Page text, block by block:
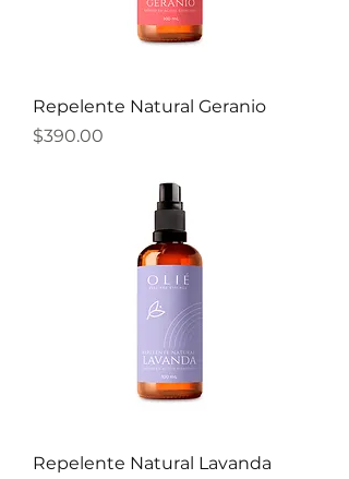
Repelente Natural Geranio
Precio
$390.00
Repelente Natural Lavanda